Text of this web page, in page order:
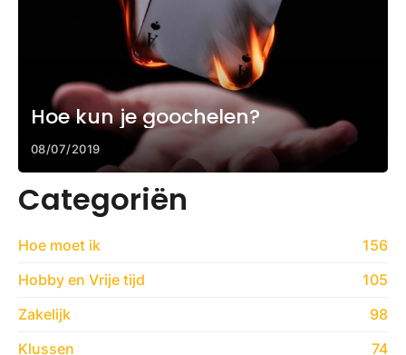
Hoe kun je goochelen?
08/07/2019
Categoriën
Hoe moet ik
156
Hobby en Vrije tijd
105
Zakelijk
98
Klussen
74